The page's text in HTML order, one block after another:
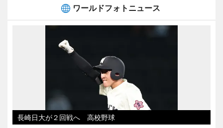
ワールドフォトニュース
長崎日大が２回戦へ 高校野球